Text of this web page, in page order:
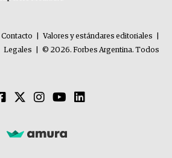
Contacto Valores y estándares editoriales
Legales
© 2026. Forbes Argentina. Todos